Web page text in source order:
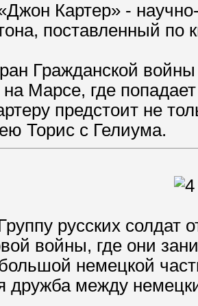
Картер» -
поставленный по
Гражданской
на Марсе, где
предстоит не
Торис с Гелиума.
русских
войны, где они
немецкой
дружба между